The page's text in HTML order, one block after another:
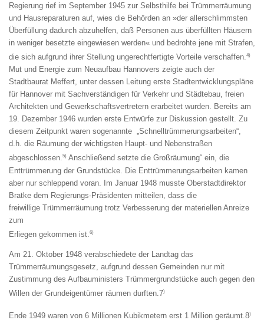
Regierung rief im September 1945 zur Selbsthilfe bei Trümmerräumung
und Hausreparaturen auf, wies die Behörden an »der allerschlimmsten
Überfüllung dadurch abzuhelfen, daß Personen aus überfüllten Häusern
in weniger besetzte eingewiesen werden« und bedrohte jene mit Strafen,
die sich aufgrund ihrer Stellung ungerechtfertigte Vorteile verschaffen.4)
Mut und Energie zum Neuaufbau Hannovers zeigte auch der
Stadtbaurat Meffert, unter dessen Leitung erste Stadtentwicklungspläne
für Hannover mit Sachverständigen für Verkehr und Städtebau, freien
Architekten und Gewerkschaftsvertretern erarbeitet wurden. Bereits am
19. Dezember 1946 wurden erste Entwürfe zur Diskussion gestellt. Zu
diesem Zeitpunkt waren sogenannte „Schnelltrümmerungsarbeiten“,
d.h. die Räumung der wichtigsten Haupt- und Nebenstraßen
abgeschlossen.5) Anschließend setzte die Großräumung“ ein, die
Enttrümmerung der Grundstücke. Die Enttrümmerungsarbeiten kamen
aber nur schleppend voran. Im Januar 1948 musste Oberstadtdirektor
Bratke dem Regierungs-Präsidenten mitteilen, dass die
freiwillige Trümmerräumung trotz Verbesserung der materiellen Anreize
zum
Erliegen gekommen ist.6)
Am 21. Oktober 1948 verabschiedete der Landtag das
Trümmerräumungsgesetz, aufgrund dessen Gemeinden nur mit
Zustimmung des Aufbauministers Trümmergrundstücke auch gegen den
Willen der Grundeigentümer räumen durften.7)
Ende 1949 waren von 6 Millionen Kubikmetern erst 1 Million geräumt.8)